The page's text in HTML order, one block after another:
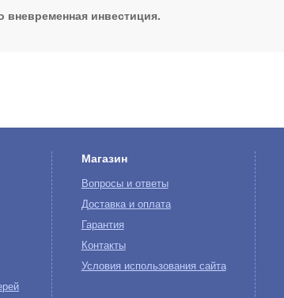
вневременная инвестиция.
Магазин
Вопросы и ответы
Доставка и оплата
Гарантия
Контакты
Условия использования сайта